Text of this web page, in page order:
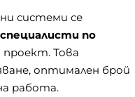
системи се
по
проект. Това
оптимален брой
работа.